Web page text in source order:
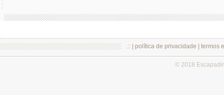
.:: | política de privacidade termos
© 2018